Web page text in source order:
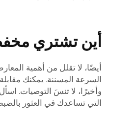
أين تشتري
أيضًا، لا تقلل من أهمية
السرعة المسننة. يمكنك
وأخيرًا، لا تنسَ التوصيات.
التي تساعدك في العثور